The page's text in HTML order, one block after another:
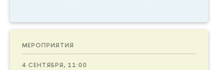
МЕРОПРИЯТИЯ
4 СЕНТЯБРЯ, 11:00